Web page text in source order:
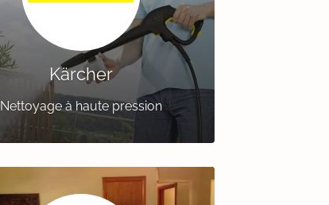
Kärcher
Nettoyage à haute pression